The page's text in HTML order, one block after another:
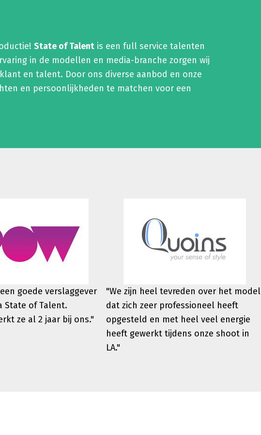
State of Talent is een full service talenten
in de modellen en media-branche zorgen wij
en talent. Door ons diverse aanbod en onze
en persoonlijkheden te matchen voor een
goede verslaggever
State of Talent.
ze al 2 jaar bij ons."
"We zijn heel tevreden over het model
dat zich zeer professioneel heeft
opgesteld en met heel veel energie
heeft gewerkt tijdens onze shoot in
LA."